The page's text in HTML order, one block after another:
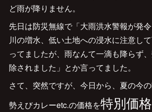
ど雨が降りません。
先日は防災無線で「大雨洪水警報が発
川の増水、低い土地への浸水に注意し
ってましたが、雨なんて一滴も降らず
除されました」とか言ってました。
さて、突然ですが、今日から、夏の今
勢えびカレーetc.の価格を特別価